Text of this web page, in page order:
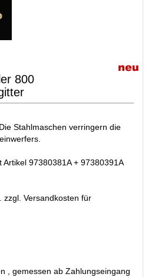
800
Stahlmaschen verringern die
Artikel 97380381A + 97380391A
zzgl. Versandkosten für
, gemessen ab Zahlungseingang